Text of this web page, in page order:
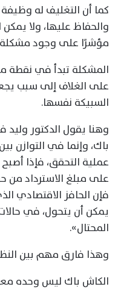
كما أن التغليف له
والحفاظ عليها، ولا
مؤشرًا على وجود
المشكلة تبدأ في نقطة
على الغلاف إلى سبب
السبيكة نفسها.
وهنا يقول الدكتور
باك، وإنما في التوازن
عملية التحقق، فإذا
على مبلغ الاسترداد من
فإن الحافز الاقتصادي
يمكن أن يتحول، في
المحتال».
وهذا فارق مهم بين
الكاش باك ليس وحده